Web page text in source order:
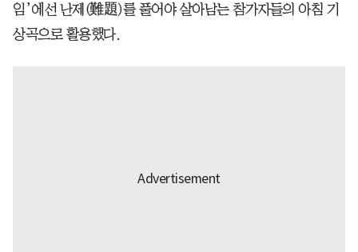
임’에선 난제(難題)를 풀어야 살아남는 참가자들의 아침 기
상곡으로 활용했다.